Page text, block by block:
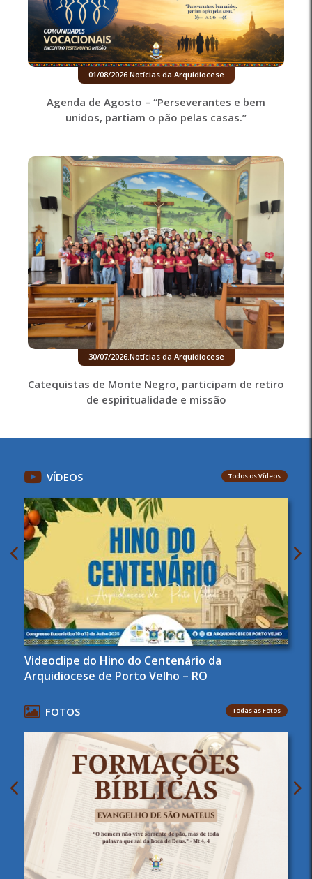
01/08/2026. Notícias da Arquidiocese
Agenda de Agosto – “Perseverantes e bem
unidos, partiam o pão pelas casas.”
30/07/2026. Notícias da Arquidiocese
Catequistas de Monte Negro, participam de retiro
de espiritualidade e missão
VÍDEOS Todos os Vídeos
Videoclipe do Hino do Centenário da
Arquidiocese de Porto Velho – RO
FOTOS Todas as Fotos